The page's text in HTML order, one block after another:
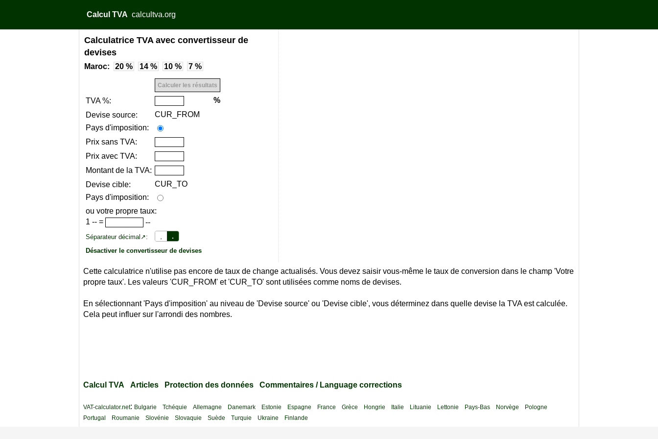
Calcul TVA calcultva.org
Calculatrice TVA avec convertisseur de
devises
Maroc: 20 % 14 % 10 % 7 %
TVA %:
%
Devise source:
CUR_FROM
Pays d'imposition:
Prix sans TVA:
Prix avec TVA:
Montant de la TVA:
Devise cible:
CUR_TO
Pays d'imposition:
ou votre propre taux:
1 -- = --
Séparateur décimal↗: .
Désactiver le convertisseur de devises
Cette calculatrice n'utilise pas encore de taux de change actualisés. Vous devez saisir vous-même le taux de conversion dans le champ 'Votre
propre taux'. Les valeurs 'CUR_FROM' et 'CUR_TO' sont utilisées comme noms de devises.
En sélectionnant 'Pays d'imposition' au niveau de 'Devise source' ou 'Devise cible', vous déterminez dans quelle devise la TVA est calculée.
Cela peut influer sur l'arrondi des nombres.
Calcul TVA Articles Protection des données Commentaires / Language corrections
VAT-calculator.net: Bulgarie Tchéquie Allemagne Danemark Estonie Espagne France Grèce Hongrie Italie Lituanie Lettonie Pays-Bas Norvège
Pologne
Portugal
Roumanie Slovénie Slovaquie Suède Turquie Ukraine Finlande